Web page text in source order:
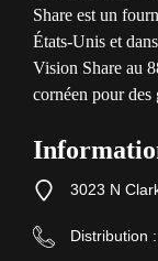
Share est un
États-Unis et
Vision Share au
cornéen pour des
3023 N
Distribution